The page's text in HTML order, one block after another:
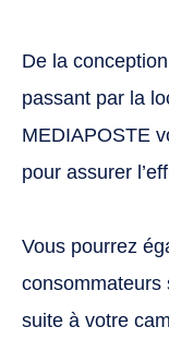
De la
passant par la
MEDIAPOSTE
pour assurer
Vous pourrez
consommateurs
suite à votre